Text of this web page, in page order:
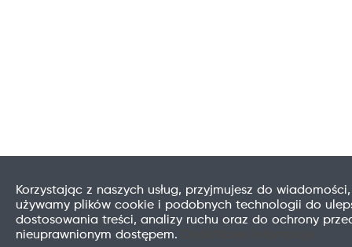
Korzystając z naszych usług, przyjmujesz do
używamy plików cookie i podobnych technologii do
dostosowania treści, analizy ruchu oraz do ochrony
nieuprawnionym dostępem.